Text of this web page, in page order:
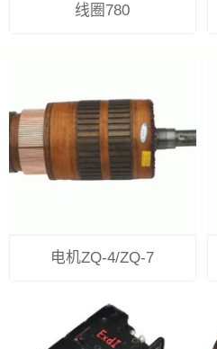
线圈780
电机ZQ-4/ZQ-7